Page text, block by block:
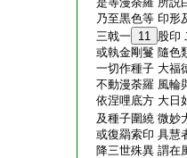
乃至黒色等 印形
三戟一 11 股印
或執金剛鬘 隨色
一切作種子 大福
不動漫荼羅 風輪
依涅哩底方 大日
及種子圍繞 微妙
或復羂索印 具慧
降三世殊異 謂在